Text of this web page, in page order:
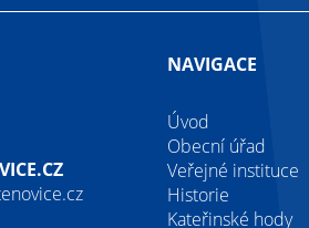
NAVIGACE
Úvod
Obecní úřad
Veřejné instituce
Historie
Kateřinské hody